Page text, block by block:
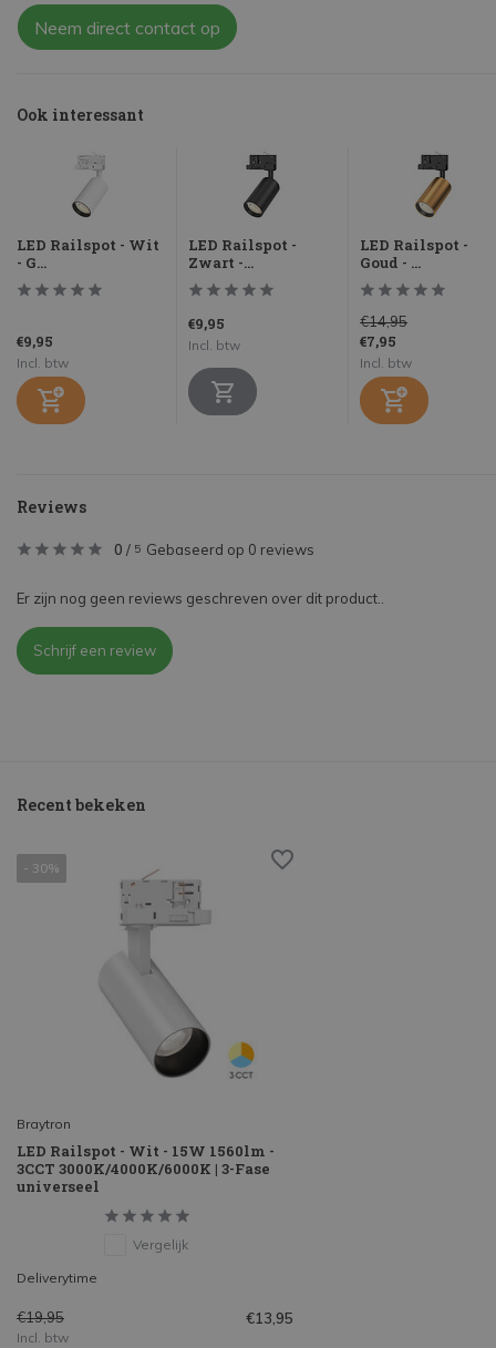
Neem direct contact op
Ook interessant
LED Railspot - Wit
- G...
€9,95
Incl. btw
LED Railspot -
Zwart -...
€9,95
Incl. btw
LED Railspot -
Goud - ...
€14,95
€7,95
Incl. btw
Reviews
0 / 5 Gebaseerd op 0 reviews
Er zijn nog geen reviews geschreven over dit product..
Schrijf een review
Recent bekeken
- 30%
Braytron
LED Railspot - Wit - 15W 1560lm -
3CCT 3000K/4000K/6000K | 3-Fase
universeel
Vergelijk
Deliverytime
€19,95 €13,95
Incl. btw